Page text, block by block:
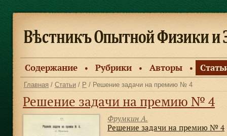
Содержание ● Рубрики ● Авторы ●
Главная / Статьи / Р / Решение задачи на премию № 4
Решение задачи на премию № 4
Фрумкин А.
Решение задачи на премию № 4